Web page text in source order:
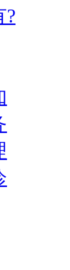
?